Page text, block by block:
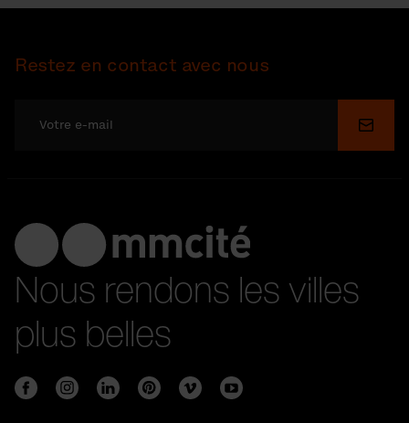
Restez en contact avec nous
Nous rendons les villes
plus belles